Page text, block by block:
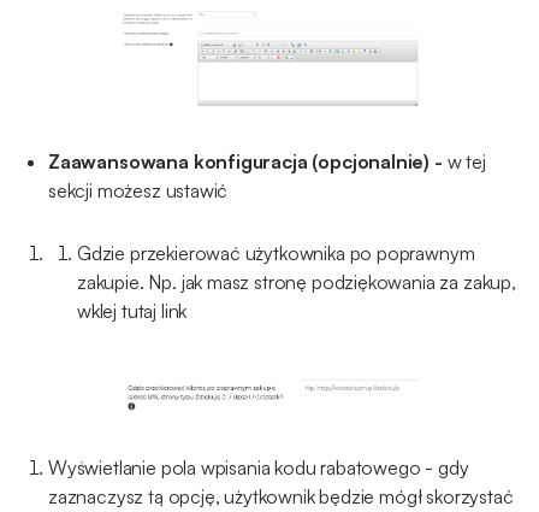
Zaawansowana konfiguracja (opcjonalnie) - w tej
sekcji możesz ustawić
Gdzie przekierować użytkownika po poprawnym
zakupie. Np. jak masz stronę podziękowania za zakup,
wklej tutaj link
Wyświetlanie pola wpisania kodu rabatowego - gdy
zaznaczysz tą opcję, użytkownik będzie mógł skorzystać